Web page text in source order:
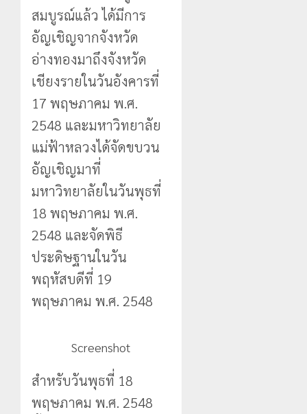
สมบูรณ์แล้ว ได้มีการ
อัญเชิญจากจังหวัด
อ่างทองมาถึงจังหวัด
เชียงรายในวันอังคารที่
17 พฤษภาคม พ.ศ.
2548 และมหาวิทยาลัย
แม่ฟ้าหลวงได้จัดขบวน
อัญเชิญมาที่
มหาวิทยาลัยในวันพุธที่
18 พฤษภาคม พ.ศ.
2548 และจัดพิธี
ประดิษฐานในวัน
พฤหัสบดีที่ 19
พฤษภาคม พ.ศ. 2548
Screenshot
สำหรับวันพุธที่ 18
พฤษภาคม พ.ศ. 2548